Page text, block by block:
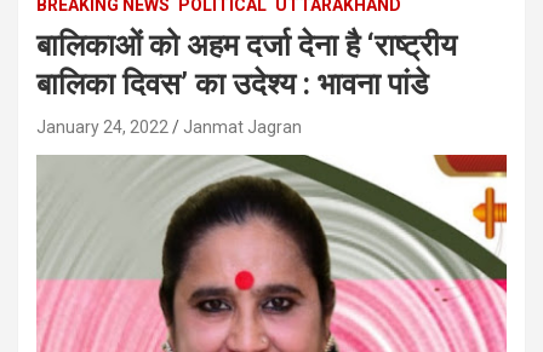
BREAKING NEWS POLITICAL UTTARAKHAND
बालिकाओं को अहम दर्जा देना है ‘राष्ट्रीय
बालिका दिवस’ का उदेश्य : भावना पांडे
January 24, 2022 Janmat Jagran